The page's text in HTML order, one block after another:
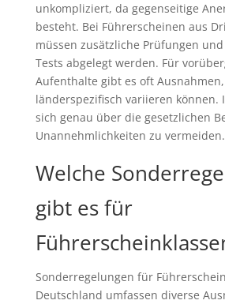
unkompliziert, da gegenseitige
besteht. Bei Führerscheinen aus
müssen zusätzliche Prüfungen
Tests abgelegt werden. Für
Aufenthalte gibt es oft
länderspezifisch variieren können.
sich genau über die gesetzlichen
Unannehmlichkeiten zu vermeiden.
Welche
gibt es für
Sonderregelungen für
Deutschland umfassen diverse